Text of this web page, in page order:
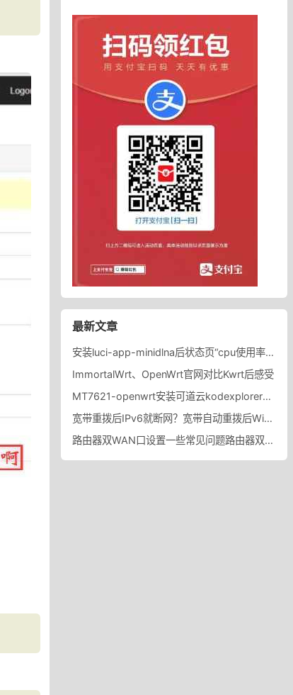
最新文章
安装luci-app-minidlna后状态页“cpu使用率“显示虚高，排除过程记录。
ImmortalWrt、OpenWrt官网对比Kwrt后感受
MT7621-openwrt安装可道云kodexplorer轻量化NAS
宽带重拨后IPv6就断网？宽带自动重拨后Win10的IPv6失效
路由器双WAN口设置一些常见问题路由器双WAN口设置踩坑